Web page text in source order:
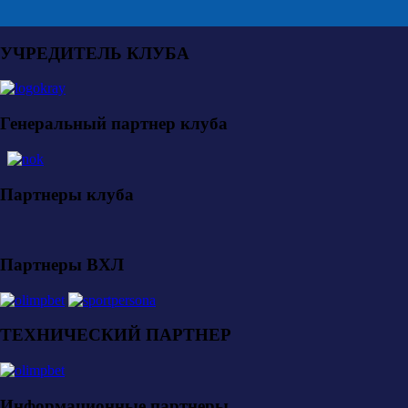
УЧРЕДИТЕЛЬ КЛУБА
Генеральный партнер клуба
Партнеры клуба
Партнеры ВХЛ
ТЕХНИЧЕСКИЙ ПАРТНЕР